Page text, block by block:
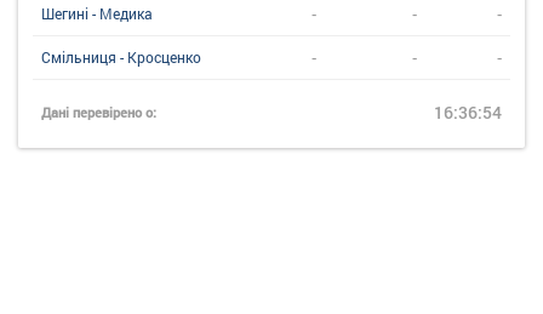
Шегині - Медика - - -
Смільниця - Кросценко - - -
Дані перевірено о: 16:36:54